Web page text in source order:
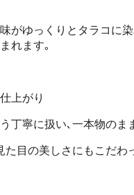
がゆっくりとタラコに
れます｡
上がり
丁寧に扱い､ 一本物のま
た目の美しさにもこだわ